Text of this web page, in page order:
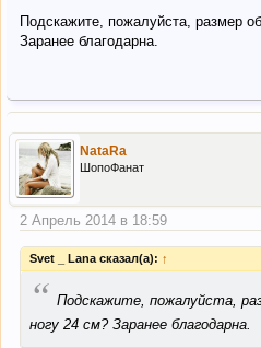
Подскажите, пожалуйста, размер
Заранее благодарна.
NataRa
ШопоФанат
2 Апрель 2014 в 18:59
Svet _ Lana сказал(а): ↑
“ Подскажите, пожалуйста,
ногу 24 см? Заранее благодарна.